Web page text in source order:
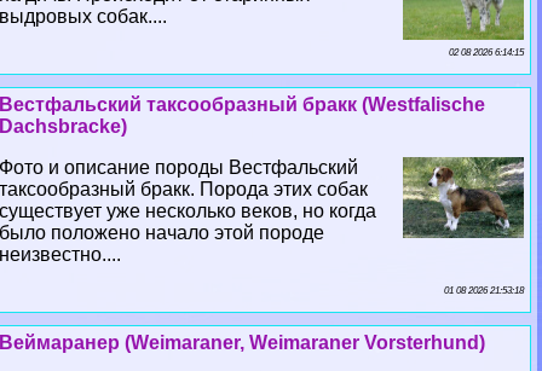
выдровых собак....
02 08 2026 6:14:15
Вестфальский таксообразный бpaкк (Westfalische
Dachsbracke)
Фото и описание породы Вестфальский
таксообразный бpaкк. Порода этих собак
существует уже несколько веков, но когда
было положено начало этой породе
неизвестно....
01 08 2026 21:53:18
Веймаранер (Weimaraner, Weimaraner Vorsterhund)